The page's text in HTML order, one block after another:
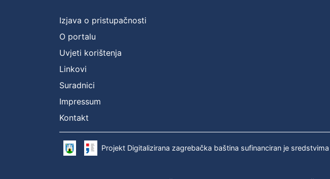
Izjava o pristupačnosti
O portalu
Uvjeti korištenja
Linkovi
Suradnici
Impressum
Kontakt
Projekt Digitalizirana zagrebačka baština sufinanciran je